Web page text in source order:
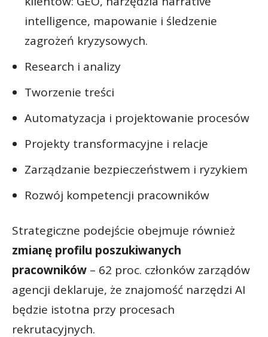
intelligence, mapowanie i śledzenie
zagrożeń kryzysowych.
Research i analizy
Tworzenie treści
Automatyzacja i projektowanie procesów
Projekty transformacyjne i relacje
Zarządzanie bezpieczeństwem i ryzykiem
Rozwój kompetencji pracowników
Strategiczne podejście obejmuje również
zmianę profilu poszukiwanych
pracowników – 62 proc. członków zarządów
agencji deklaruje, że znajomość narzędzi AI
będzie istotna przy procesach
rekrutacyjnych.